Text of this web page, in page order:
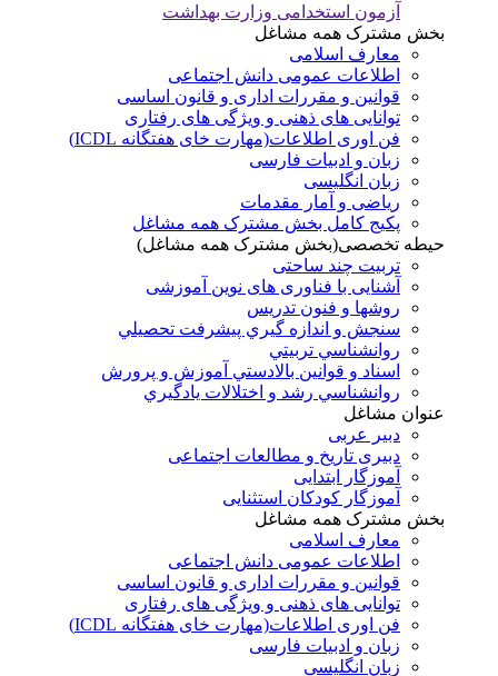
آزمون استخدامی وزارت بهداشت
بخش مشترک همه مشاغل
معارف اسلامی
اطلاعات عمومی دانش اجتماعی
قوانین و مقررات اداری و قانون اساسی
توانایی های ذهنی و ویژگی های رفتاری
فن اوری اطلاعات(مهارت خای هفتگانه ICDL)
زبان و ادبیات فارسی
زبان انگلیسی
ریاضی و آمار مقدمات
پکیج کامل بخش مشترک همه مشاغل
حیطه تخصصی(بخش مشترک همه مشاغل)
تربیت چند ساحتی
آشنایی با فناوری های نوین آموزشی
روشها و فنون تدريس
سنجش و اندازه گيري پيشرفت تحصيلي
روانشناسي تربيتي
اسناد و قوانين بالادستي آموزش و پرورش
روانشناسي رشد و اختلالات يادگيري
عنوان مشاغل
دبير عربی
دبیری تاریخ و مطالعات اجتماعی
آموزگار ابتدایی
آموزگار کودکان استثنایی
بخش مشترک همه مشاغل
معارف اسلامی
اطلاعات عمومی دانش اجتماعی
قوانین و مقررات اداری و قانون اساسی
توانایی های ذهنی و ویژگی های رفتاری
فن اوری اطلاعات(مهارت خای هفتگانه ICDL)
زبان و ادبیات فارسی
زبان انگلیسی